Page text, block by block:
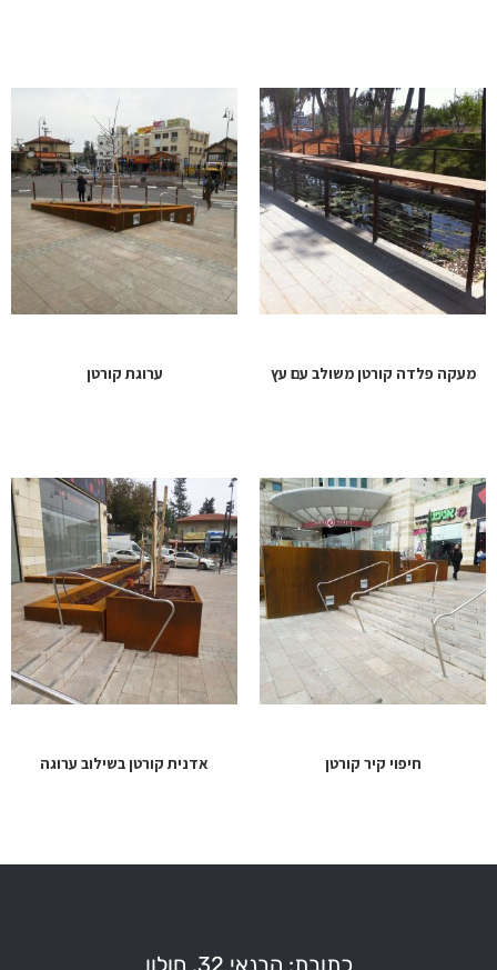
מעקה פלדה קורטן משולב עם עץ ערוגת קורטן
חיפוי קיר קורטן אדנית קורטן בשילוב ערוגה
כתובת: הבנאי 32, חולון